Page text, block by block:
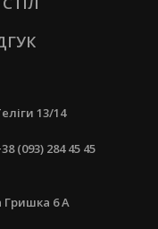
13/14
(093) 284 45 45
Гришка 6 А